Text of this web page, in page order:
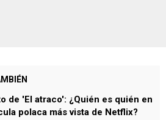
de 'El atraco': ¿Quién es quién en
polaca más vista de Netflix?